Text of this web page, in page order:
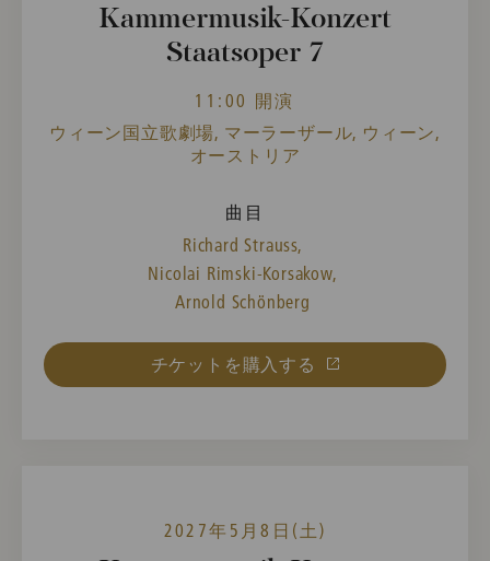
Kammermusik-Konzert
Staatsoper 7
11:00 開演
ウィーン国立歌劇場, マーラーザール, ウィーン,
オーストリア
曲目
Richard Strauss,
Nicolai Rimski-Korsakow,
Arnold Schönberg
チケットを購入する
2027年5月8日(土)